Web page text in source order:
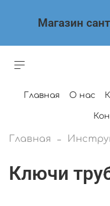
Магазин
Главная О нас
Главная
Ключи